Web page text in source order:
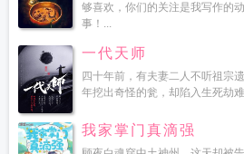
够喜欢，你们的关注是我写作的
事！...
一代天师
四十年前，有夫妻二人不听祖宗
年挖出奇怪的瓮，却陷入生死劫
我家掌门真滴强